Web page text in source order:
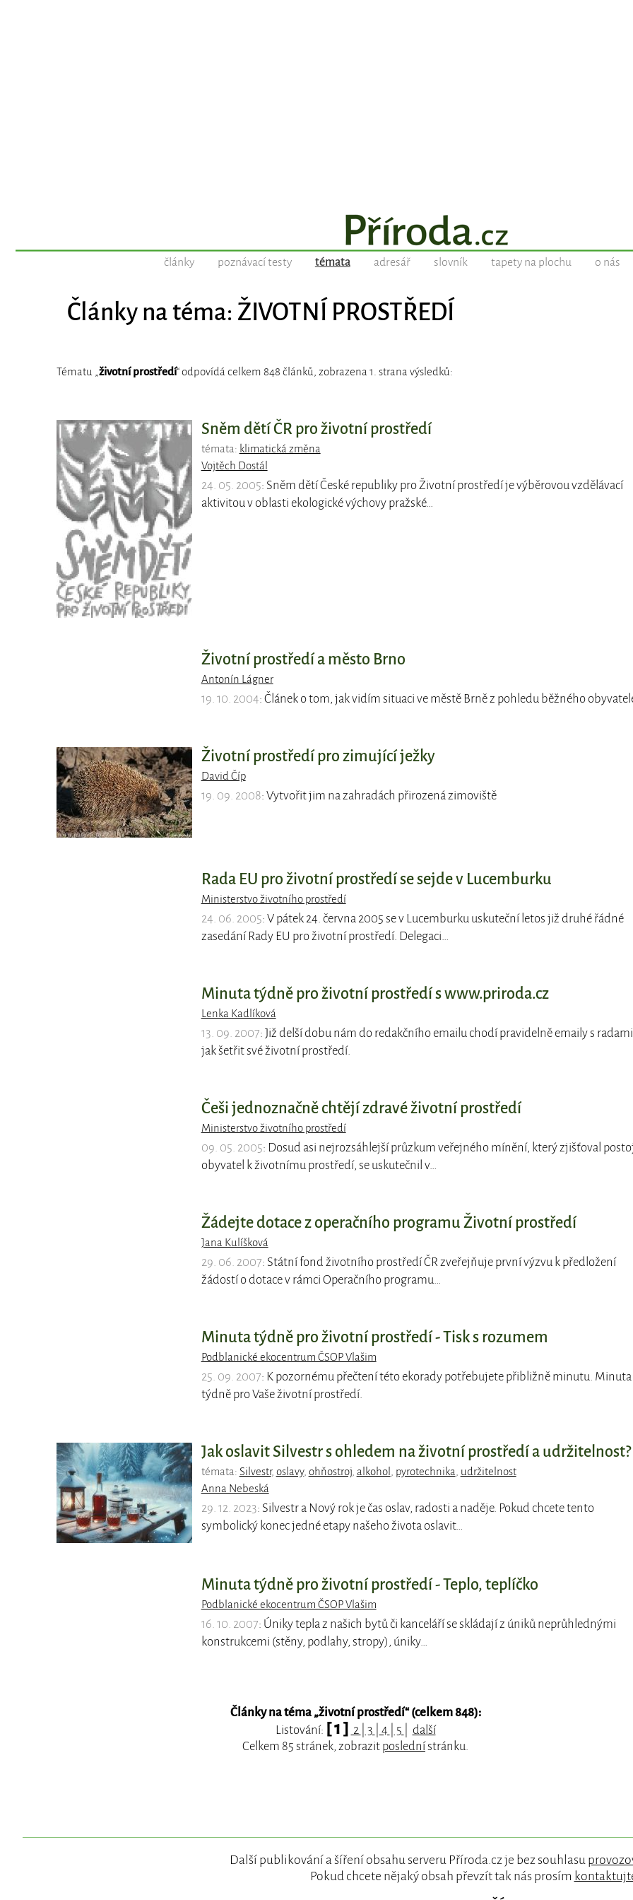
články poznávací testy témata adresář slovník tapety na plochu o nás
Články na téma: ŽIVOTNÍ PROSTŘEDÍ
Tématu „ životní prostředí“ odpovídá celkem 848 článků, zobrazena 1. strana výsledků:
Sněm dětí ČR pro životní prostředí
témata: klimatická změna
Vojtěch Dostál
24. 05. 2005: Sněm dětí České republiky pro Životní prostředí je výběrovou vzdělávací
aktivitou v oblasti ekologické výchovy pražské…
Životní prostředí a město Brno
Antonín Lágner
19. 10. 2004: Článek o tom, jak vidím situaci ve městě Brně z pohledu běžného
Životní prostředí pro zimující ježky
David Číp
19. 09. 2008: Vytvořit jim na zahradách přirozená zimoviště
Rada EU pro životní prostředí se sejde v Lucemburku
Ministerstvo životního prostředí
24. 06. 2005: V pátek 24. června 2005 se v Lucemburku uskuteční letos již druhé řádné
zasedání Rady EU pro životní prostředí. Delegaci…
Minuta týdně pro životní prostředí s www.priroda.cz
Lenka Kadlíková
13. 09. 2007: Již delší dobu nám do redakčního emailu chodí pravidelně emaily s radami
jak šetřit své životní prostředí.
Češi jednoznačně chtějí zdravé životní prostředí
Ministerstvo životního prostředí
09. 05. 2005: Dosud asi nejrozsáhlejší průzkum veřejného mínění, který zjišťoval
obyvatel k životnímu prostředí, se uskutečnil v…
Žádejte dotace z operačního programu Životní prostředí
Jana Kulíšková
29. 06. 2007: Státní fond životního prostředí ČR zveřejňuje první výzvu k předložení
žádostí o dotace v rámci Operačního programu…
Minuta týdně pro životní prostředí - Tisk s rozumem
Podblanické ekocentrum ČSOP Vlašim
25. 09. 2007: K pozornému přečtení této ekorady potřebujete přibližně minutu. Minuta
týdně pro Vaše životní prostředí.
Jak oslavit Silvestr s ohledem na životní prostředí a udržitelnost?
témata: Silvestr, oslavy, ohňostroj, alkohol pyrotechnika
udržitelnost
Anna Nebeská
29. 12. 2023: Silvestr a Nový rok je čas oslav, radosti a naděje. Pokud chcete tento
symbolický konec jedné etapy našeho života oslavit…
Minuta týdně pro životní prostředí - Teplo, teplíčko
Podblanické ekocentrum ČSOP Vlašim
16. 10. 2007: Úniky tepla z našich bytů či kanceláří se skládají z úniků neprůhlednými
konstrukcemi (stěny, podlahy, stropy), úniky…
Články na téma „životní prostředí“ (celkem 848):
Listování: [ 1 ] 2 3 4 5
další
Celkem 85 stránek, zobrazit poslednístránku.
Další publikování a šíření obsahu serveru Příroda.cz je bez souhlasu
Pokud chcete nějaký obsah převzít tak nás prosím